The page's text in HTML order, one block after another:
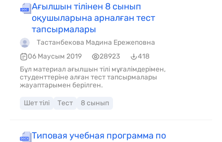
Ағылшын тілінен 8 сынып
оқушыларына арналған тест
тапсырмалары
Тастанбекова Мадина Ережеповна
06 Маусым 2019
28923
418
Бұл материал ағылшын тілі мұғалімдерімен,
студенттеріне алған тест тапсырмалары
жауаптарымен берілген.
Шет тілі Тест 8 сынып
Типовая учебная программа по